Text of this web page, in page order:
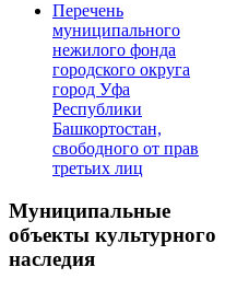
Перечень
муниципального
нежилого фонда
городского округа
город Уфа
Республики
Башкортостан,
свободного от прав
третьих лиц
Муниципальные
объекты культурного
наследия